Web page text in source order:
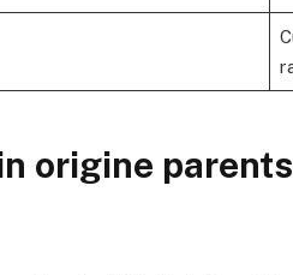
origine parents